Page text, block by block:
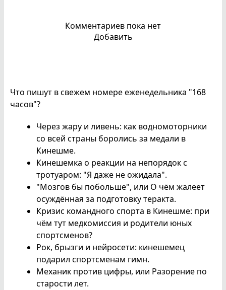
Комментариев пока нет
Добавить
Что пишут в свежем номере еженедельника "168
часов"?
Через жару и ливень: как водномоторники
со всей страны боролись за медали в
Кинешме.
Кинешемка о реакции на непорядок с
тротуаром: "Я даже не ожидала".
"Мозгов бы побольше", или О чём жалеет
осуждённая за подготовку теракта.
Кризис командного спорта в Кинешме: при
чём тут медкомиссия и родители юных
спортсменов?
Рок, брызги и нейросети: кинешемец
подарил спортсменам гимн.
Механик против цифры, или Разорение по
старости лет.